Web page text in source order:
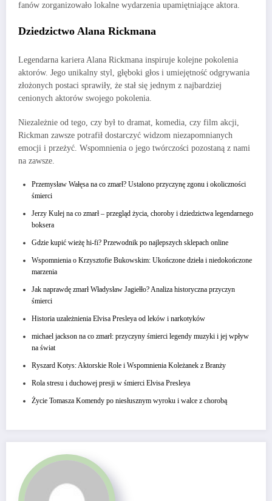
fanów zorganizowało lokalne wydarzenia upamiętniające aktora.
Dziedzictwo Alana Rickmana
Legendarna kariera Alana Rickmana inspiruje kolejne pokolenia
aktorów. Jego unikalny styl, głęboki głos i umiejętność odgrywania
złożonych postaci sprawiły, że stał się jednym z najbardziej
cenionych aktorów swojego pokolenia.
Niezależnie od tego, czy był to dramat, komedia, czy film akcji,
Rickman zawsze potrafił dostarczyć widzom niezapomnianych
emocji i przeżyć. Wspomnienia o jego twórczości pozostaną z nami
na zawsze.
Przemysław Wałęsa na co zmarł? Ustalono przyczynę zgonu i okoliczności
śmierci
Jerzy Kulej na co zmarł – przegląd życia, choroby i dziedzictwa legendarnego
boksera
Gdzie kupić wieżę hi-fi? Przewodnik po najlepszych sklepach online
Wspomnienia o Krzysztofie Bukowskim: Ukończone dzieła i niedokończone
marzenia
Jak naprawdę zmarł Władysław Jagiełło? Analiza historyczna przyczyn
śmierci
Historia uzależnienia Elvisa Presleya od leków i narkotyków
michael jackson na co zmarł: przyczyny śmierci legendy muzyki i jej wpływ
na świat
Ryszard Kotys: Aktorskie Role i Wspomnienia Koleżanek z Branży
Rola stresu i duchowej presji w śmierci Elvisa Presleya
Życie Tomasza Komendy po niesłusznym wyroku i walce z chorobą